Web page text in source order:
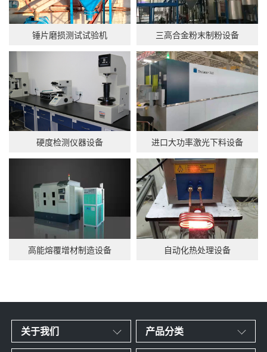
锤片磨损测试试验机 三高合金粉末制粉设备
硬度检测仪器设备 进口大功率激光下料设备
高能熔覆增材制造设备 自动化热处理设备
关于我们 产品分类